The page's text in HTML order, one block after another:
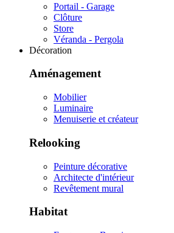
Portail - Garage
Clôture
Store
Véranda - Pergola
Décoration
Aménagement
Mobilier
Luminaire
Menuiserie et créateur
Relooking
Peinture décorative
Architecte d'intérieur
Revêtement mural
Habitat